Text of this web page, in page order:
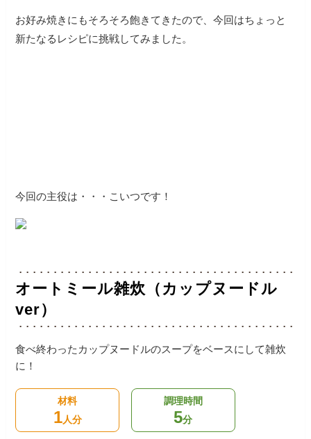
お好み焼きにもそろそろ飽きてきたので、今回はちょっと
新たなるレシピに挑戦してみました。
今回の主役は・・・こいつです！
オートミール雑炊（カップヌードル
ver）
食べ終わったカップヌードルのスープをベースにして雑炊
に！
材料
1人分
調理時間
5分